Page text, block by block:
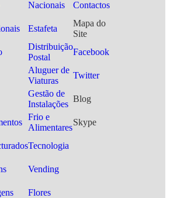
Nacionais Contactos
Estafeta
Mapa do
Site
Distribuição
Postal
Facebook
Aluguer de
Viaturas
Twitter
Gestão de
Instalações
Blog
Frio e
Alimentares
Skype
Tecnologia
Vending
Flores